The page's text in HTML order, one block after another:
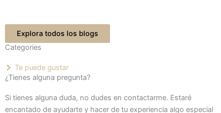
Explora todos los blogs
Categories
Te puede gustar
¿Tienes alguna pregunta?
Si tienes alguna duda, no dudes en contactarme. Estaré
encantado de ayudarte y hacer de tu experiencia algo especial